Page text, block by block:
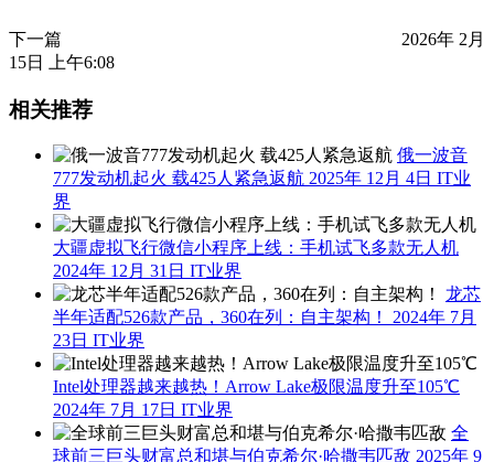
下一篇
2026年 2月
15日 上午6:08
相关推荐
俄一波音
777发动机起火 载425人紧急返航 2025年 12月 4日 IT业
界
大疆虚拟飞行微信小程序上线：手机试飞多款无人机
2024年 12月 31日 IT业界
龙芯
半年适配526款产品，360在列：自主架构！ 2024年 7月
23日 IT业界
Intel处理器越来越热！Arrow Lake极限温度升至105℃
2024年 7月 17日 IT业界
全
球前三巨头财富总和堪与伯克希尔·哈撒韦匹敌 2025年 9